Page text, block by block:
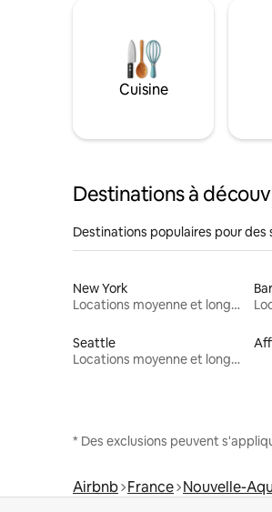
Cuisine
Destinations à
Destinations populaires pour des
New York
Locations moyenne et longue durée
Seattle
Locations moyenne et longue durée
* Des exclusions peuvent
Airbnb France Nouvelle-